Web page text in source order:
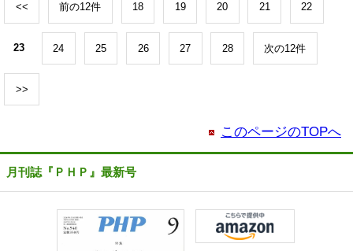
<< 前の12件 18 19 20 21 22
23 24 25 26 27 28 次の12件
>>
このページのTOPへ
月刊誌『ＰＨＰ』最新号